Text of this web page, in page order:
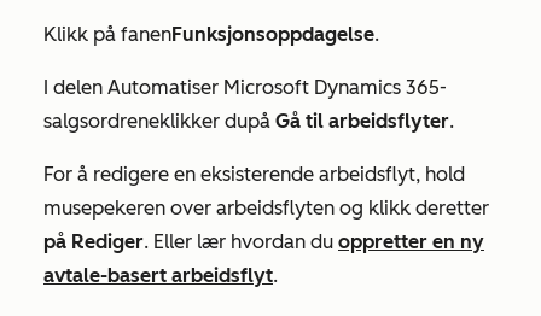
Klikk på fanenFunksjonsoppdagelse.
I delen Automatiser Microsoft Dynamics 365-
salgsordreneklikker dupå Gå til arbeidsflyter.
For å redigere en eksisterende arbeidsflyt, hold
musepekeren over arbeidsflyten og klikk deretter
på Rediger. Eller lær hvordan du oppretter en ny
avtale-basert arbeidsflyt.